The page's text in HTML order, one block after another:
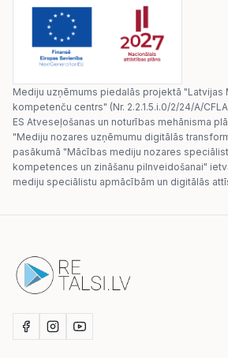
Mediju uzņēmums piedalās projektā "Latvijas
kompetenču centrs" (Nr. 2.2.1.5.i.0/2/24/A/
ES Atveseļošanas un noturības mehānisma
"Mediju nozares uzņēmumu digitālās
pasākumā "Mācības mediju nozares
kompetences un zināšanu pilnveidošanai"
mediju speciālistu apmācībām un digitālās